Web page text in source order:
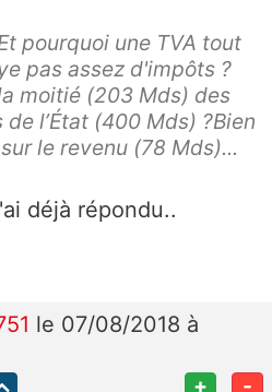
pourquoi une TVA tout
pas assez d'impôts ?
moitié (203 Mds) des
l’État (400 Mds) ?Bien
le revenu (78 Mds)...
déjà répondu..
le 07/08/2018 à
+ -